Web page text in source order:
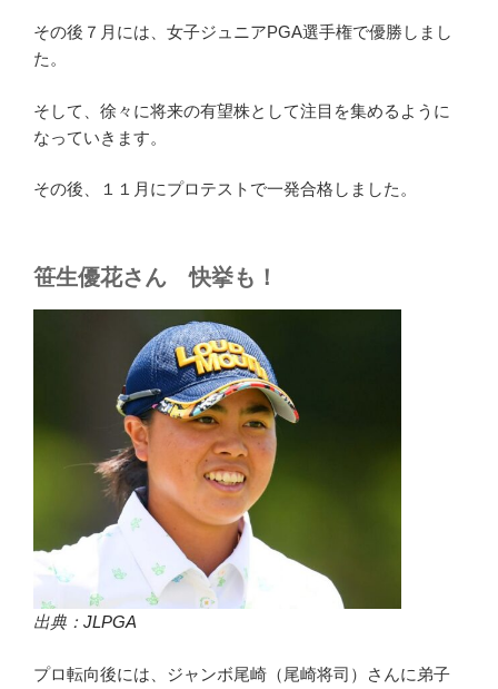
その後７月には、女子ジュニアPGA選手権で優勝しまし
た。
そして、徐々に将来の有望株として注目を集めるように
なっていきます。
その後、１１月にプロテストで一発合格しました。
笹生優花さん 快挙も！
出典： JLPGA
プロ転向後には、ジャンボ尾崎（尾崎将司）さんに弟子